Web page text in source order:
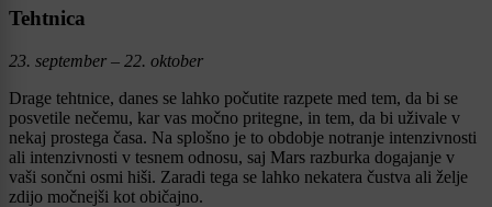
Tehtnica
23. september – 22. oktober
Drage tehtnice, danes se lahko počutite razpete med tem, da bi se
posvetile nečemu, kar vas močno pritegne, in tem, da bi uživale v
nekaj prostega časa. Na splošno je to obdobje notranje intenzivnosti
ali intenzivnosti v tesnem odnosu, saj Mars razburka dogajanje v
vaši sončni osmi hiši. Zaradi tega se lahko nekatera čustva ali želje
zdijo močnejši kot običajno.